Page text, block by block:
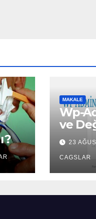
MAKALE
Wp-
ve
23
CAGSLAR